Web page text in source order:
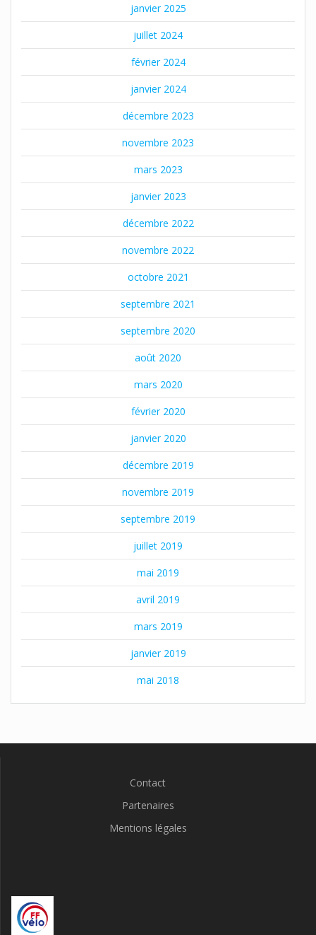
janvier 2025
juillet 2024
février 2024
janvier 2024
décembre 2023
novembre 2023
mars 2023
janvier 2023
décembre 2022
novembre 2022
octobre 2021
septembre 2021
septembre 2020
août 2020
mars 2020
février 2020
janvier 2020
décembre 2019
novembre 2019
septembre 2019
juillet 2019
mai 2019
avril 2019
mars 2019
janvier 2019
mai 2018
Contact
Partenaires
Mentions légales